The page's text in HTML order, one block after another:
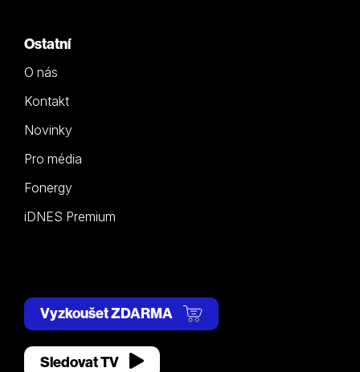
Ostatní
O nás
Kontakt
Novinky
Pro média
Fonergy
iDNES Premium
Vyzkoušet ZDARMA
Sledovat TV